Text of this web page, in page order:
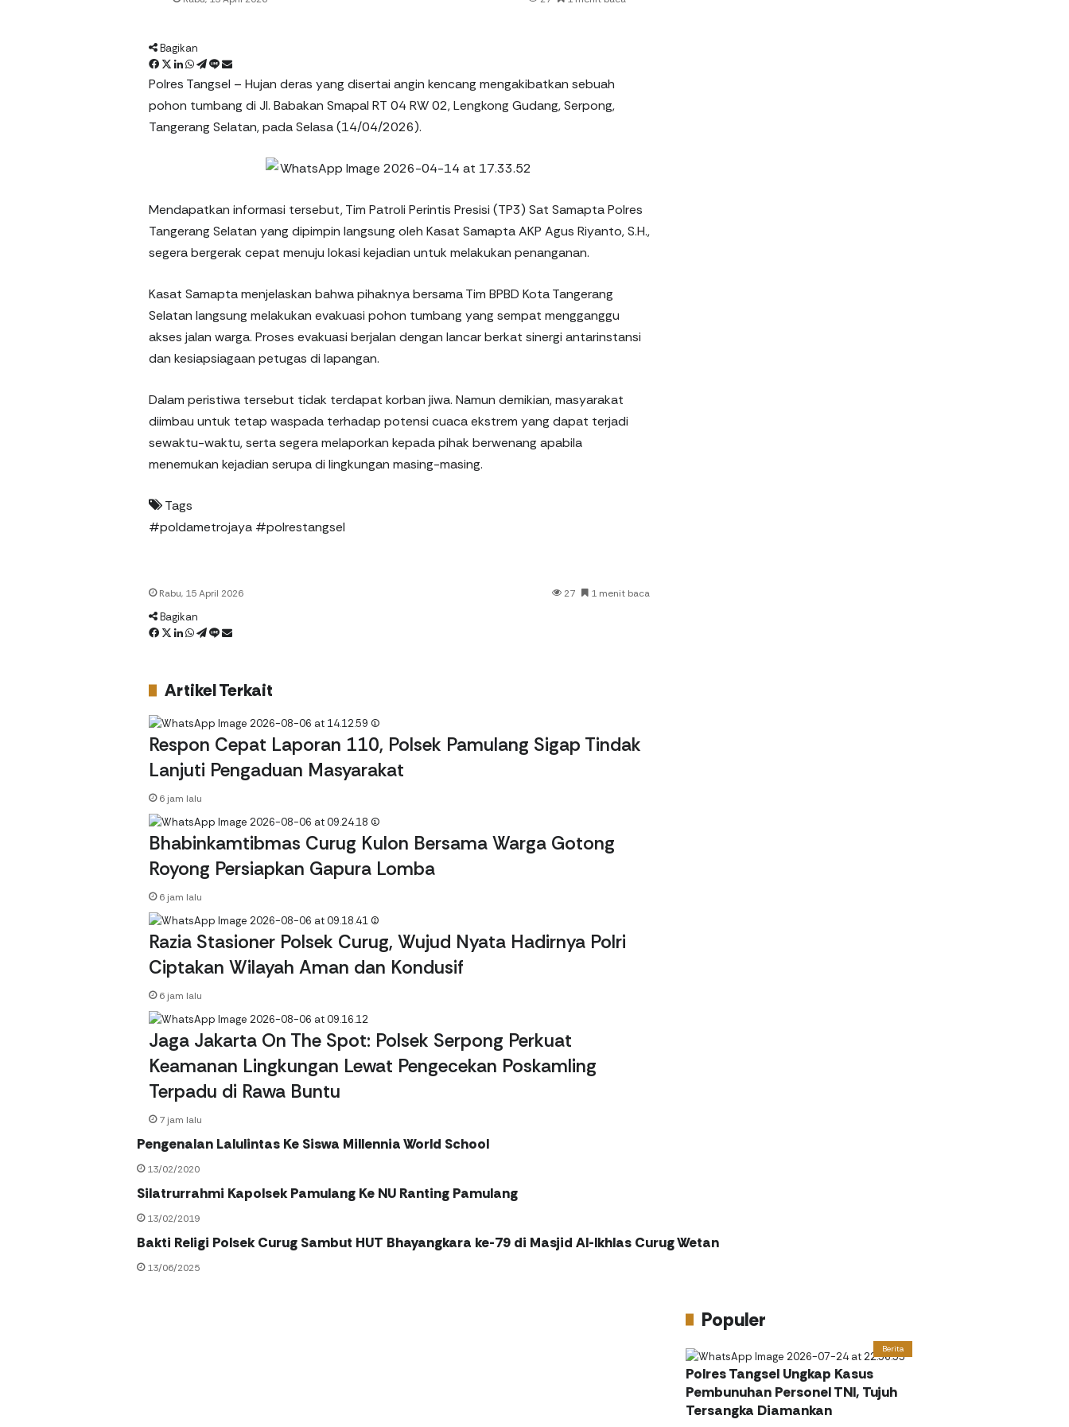
Bagikan
F
a
c
b
X L
i
e
W
h
s
T
e
g
L
i
s
e
n
c
a
Polres Tangsel – Hujan deras yang disertai angin kencang mengakibatkan sebuah
pohon tumbang di Jl. Babakan Smapal RT 04 RW 02, Lengkong Gudang, Serpong,
Tangerang Selatan, pada Selasa (14/04/2026).
Mendapatkan informasi tersebut, Tim Patroli Perintis Presisi (TP3) Sat Samapta Polres
Tangerang Selatan yang dipimpin langsung oleh Kasat Samapta AKP Agus Riyanto, S.H.,
segera bergerak cepat menuju lokasi kejadian untuk melakukan penanganan.
Kasat Samapta menjelaskan bahwa pihaknya bersama Tim BPBD Kota Tangerang
Selatan langsung melakukan evakuasi pohon tumbang yang sempat mengganggu
akses jalan warga. Proses evakuasi berjalan dengan lancar berkat sinergi antarinstansi
dan kesiapsiagaan petugas di lapangan.
Dalam peristiwa tersebut tidak terdapat korban jiwa. Namun demikian, masyarakat
diimbau untuk tetap waspada terhadap potensi cuaca ekstrem yang dapat terjadi
sewaktu-waktu, serta segera melaporkan kepada pihak berwenang apabila
menemukan kejadian serupa di lingkungan masing-masing.
Tags
#poldametrojaya #polrestangsel
Rabu, 15 April 2026 27 1 menit baca
Bagikan
F
b
o
k
X L
k
e
d
n
W
t
s
A
p
p
T
e
g
a
m
L
e
n
b
a
Artikel Terkait
Respon Cepat Laporan 110, Polsek Pamulang Sigap Tindak
Lanjuti Pengaduan Masyarakat
6 jam lalu
Bhabinkamtibmas Curug Kulon Bersama Warga Gotong
Royong Persiapkan Gapura Lomba
6 jam lalu
Razia Stasioner Polsek Curug, Wujud Nyata Hadirnya Polri
Ciptakan Wilayah Aman dan Kondusif
6 jam lalu
Jaga Jakarta On The Spot: Polsek Serpong Perkuat
Keamanan Lingkungan Lewat Pengecekan Poskamling
Terpadu di Rawa Buntu
7 jam lalu
Pengenalan Lalulintas Ke Siswa Millennia World School
13/02/2020
Silatrurrahmi Kapolsek Pamulang Ke NU Ranting Pamulang
13/02/2019
Bakti Religi Polsek Curug Sambut HUT Bhayangkara ke-79 di Masjid Al-Ikhlas Curug Wetan
13/06/2025
Populer
Berita
Polres Tangsel Ungkap Kasus
Pembunuhan Personel TNI, Tujuh
Tersangka Diamankan